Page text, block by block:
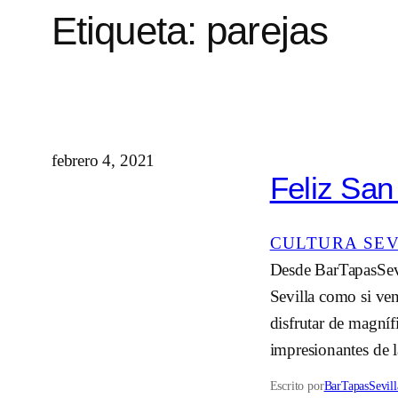
Etiqueta: parejas
febrero 4, 2021
Feliz
CULTURA
Desde
Sevilla como si
disfrutar de
impresionantes de
Escrito por